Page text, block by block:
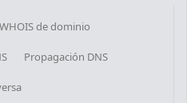
WHOIS de dominio
Propagación DNS